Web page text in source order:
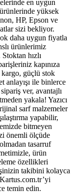
en uygun
yüksek
HP, Epson ve
sizi bekliyor.
daha uygun fiyatla
ürünlerimiz
hızlı
kapınıza
kargo, güçlü stok
anlayışı ile binlerce
ver, avantajlı
yakala! Yazıcı
sarf malzemeler
yapabilir,
bitmeyen
önemli ölçüde
tasarruf
ürün
özellikleri
takibini kolayca
temin edin.